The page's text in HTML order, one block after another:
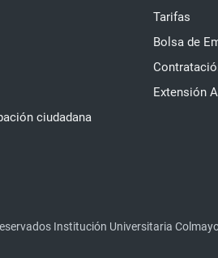
ciudadana
Tarifas
Bolsa de
Extensión
Institución Universitaria